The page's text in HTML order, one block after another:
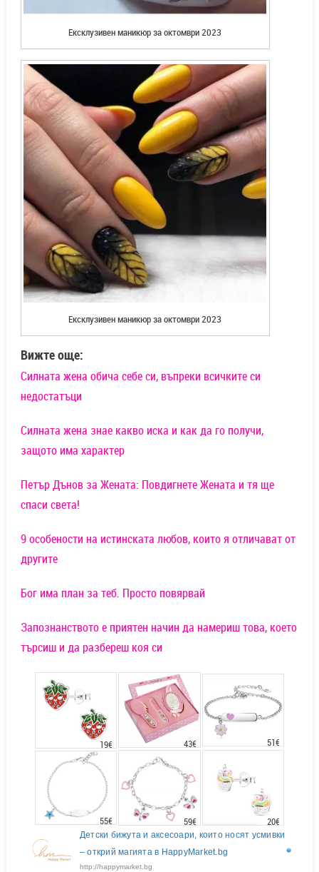
Ексклузивен маникюр за октомври 2023
Ексклузивен маникюр за октомври 2023
Вижте още:
Силната жена oбича себе си, въпреки всичките си
недостатъци
Силната жена знае какво иска и как да го получи,
защото има характер
Петър Дънов за Жената: Повдигнете Жената и тя ще
спаси света!
9 особености на истинската любов, които я отличават от
другите
Бог има план за теб. Просто повярвай
Запознанството е приятен начин да намериш това, което
търсиш и да разбереш коя си
19€ 43€ 51€
55€ 59€ 20€
Детски бижута и аксесоари, които носят усмивки
– открий магията в HappyMarket.bg
http://happymarket.bg